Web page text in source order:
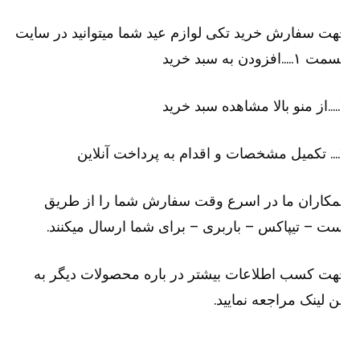
سفارش خرید تکی لوازم عید شما میتوانید در سایت
به سبد خرید
ما در اسرع وقت سفارش شما را از طریق
– تیپاکس – باربری – برای شما ارسال میکنند.
کسب اطلاعات بیشتر در باره محصولات دیگر به
لینک مراجعه نمایید.